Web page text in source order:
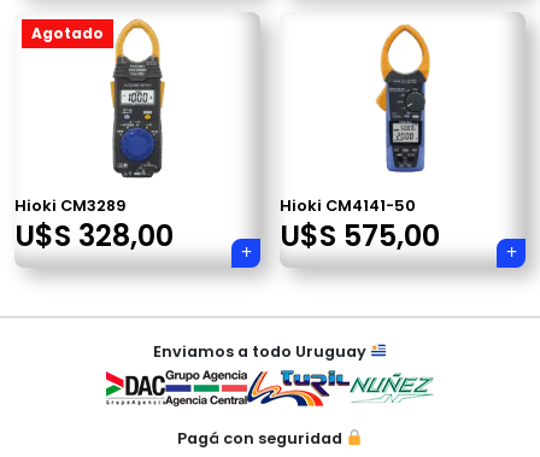
Agotado
Hioki CM3289
U$S 328,00
Hioki CM4141-50
U$S 575,00
Enviamos a todo Uruguay
Pagá con seguridad
Tu carrito está vacío.
Agregá un producto y aparecerá acá
automáticamente.